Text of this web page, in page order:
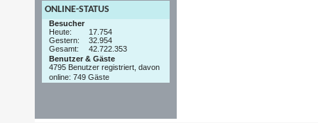
ONLINE-STATUS
Besucher
Heute:
17.754
Gestern:
32.954
Gesamt:
42.722.353
Benutzer & Gäste
4795 Benutzer registriert, davon
online: 749 Gäste